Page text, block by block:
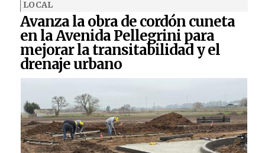
LOCAL
Avanza la obra de cordón cuneta
en la Avenida Pellegrini para
mejorar la transitabilidad y el
drenaje urbano